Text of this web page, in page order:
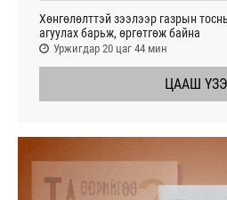
Хөнгөлөлттэй зээлээр газрын
агуулах барьж, өргөтгөж байна
Уржигдар 20 цаг 44 мин
ЦААШ